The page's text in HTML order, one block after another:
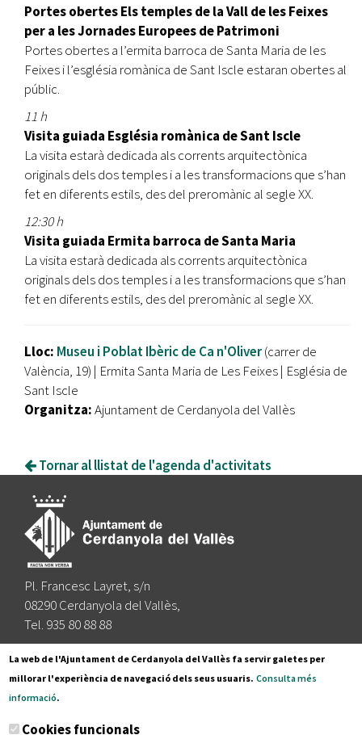
Portes obertes ​Els temples de la Vall de les Feixes
per a les Jornades Europees de Patrimoni
Portes obertes a l’ermita barroca de Santa Maria de les
Feixes i l’església romànica de Sant Iscle estaran obertes al
públic.
11 h
Visita guiada Església romànica de Sant Iscle
La visita estarà dedicada als corrents arquitectònica
originals dels dos temples i a les transformacions que s’han
fet en diferents estils, des del preromànic al segle XX.
12:30 h
Visita guiada Ermita barroca de Santa Maria
La visita estarà dedicada als corrents arquitectònica
originals dels dos temples i a les transformacions que s’han
fet en diferents estils, des del preromànic al segle XX.
Lloc: Museu i Poblat Ibèric de Ca n'Oliver(carrer de
València, 19) | Ermita Santa Maria de Les Feixes | Església de
Sant Iscle
Organitza:Ajuntament de Cerdanyola del Vallès
Tornar al llistat de l'agenda d'activitats
Pl. Francesc Layret, s/n
08290 Cerdanyola del Vallès,
Tel. 935 80 88 88
Segueix-nos a:
Subscriu-te al nostre butlletí
La web de l'Ajuntament de Cerdanyola del Vallès fa servir galetes per
millorar l'experiència de navegació dels seus usuaris. Consulta més
informació.
Cookies funcionals